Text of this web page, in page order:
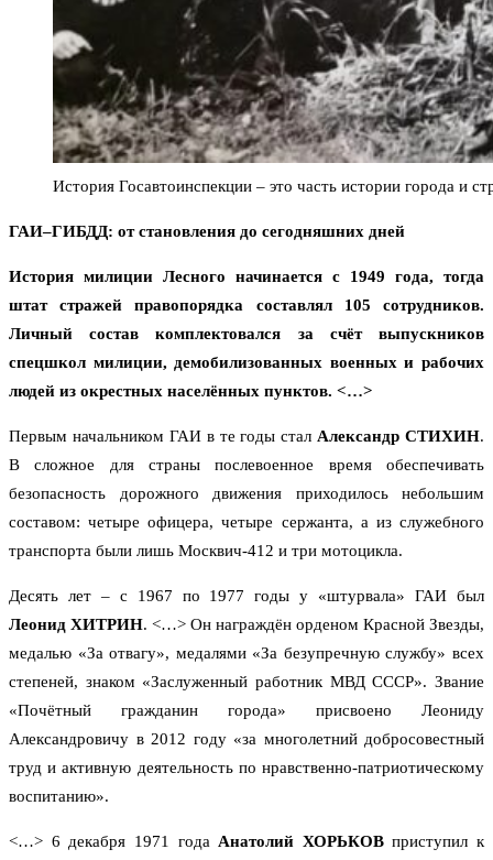
История Госавтоинспекции – это часть истории города и
ГАИ–ГИБДД: от становления до сегодняшних дней
История милиции Лесного начинается с 1949 года, тогда
штат стражей правопорядка составлял 105 сотрудников.
Личный состав комплектовался за счёт выпускников
спецшкол милиции, демобилизованных военных и рабочих
людей из окрестных населённых пунктов. <…>
Первым начальником ГАИ в те годы сталАлександр СТИХИН.
В сложное для страны послевоенное время обеспечивать
безопасность дорожного движения приходилось небольшим
составом: четыре офицера, четыре сержанта, а из служебного
транспорта были лишь Москвич-412 и три мотоцикла.
Десять лет – с 1967 по 1977 годы у «штурвала» ГАИ был
Леонид ХИТРИН. <…> Он награждён орденом Красной Звезды,
медалью «За отвагу», медалями «За безупречную службу» всех
степеней, знаком «Заслуженный работник МВД СССР». Звание
«Почётный гражданин города» присвоено Леониду
Александровичу в 2012 году «за многолетний добросовестный
труд и активную деятельность по нравственно-патриотическому
воспитанию».
<…> 6 декабря 1971 годаАнатолий ХОРЬКОВприступил к